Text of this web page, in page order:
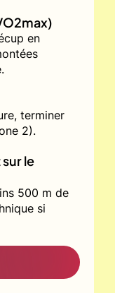
en
terminer
2).
le
500 m de
si